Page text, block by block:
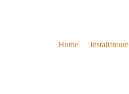
Home
Installateure